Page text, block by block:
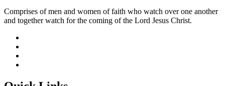
Comprises of men and women of faith who watch over one another
and together watch for the coming of the Lord Jesus Christ.